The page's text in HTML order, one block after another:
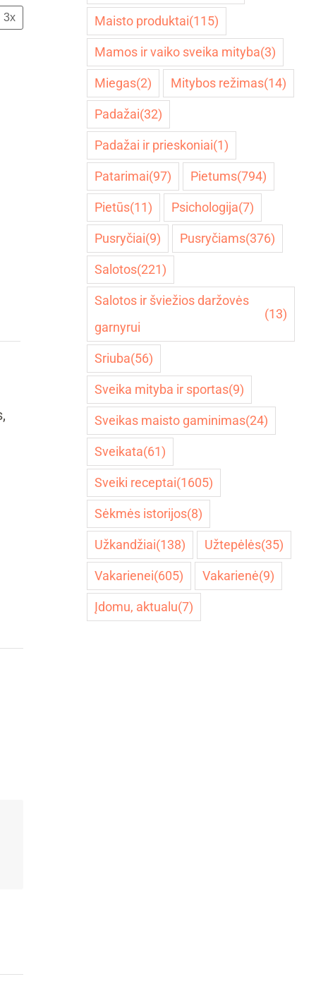
3x Maisto produktai(115)
Mamos ir vaiko sveika mityba(3)
Miegas(2) Mitybos režimas(14)
Padažai(32)
Padažai ir prieskoniai(1)
Patarimai(97) Pietums(794)
Pietūs(11) Psichologija(7)
Pusryčiai(9) Pusryčiams(376)
Salotos(221)
Salotos ir šviežios daržovės
garnyrui
(13)
Sriuba(56)
Sveika mityba ir sportas(9)
Sveikas maisto gaminimas(24)
Sveikata(61)
Sveiki receptai(1605)
Sėkmės istorijos(8)
Užkandžiai(138) Užtepėlės(35)
Vakarienei(605) Vakarienė(9)
Įdomu, aktualu(7)